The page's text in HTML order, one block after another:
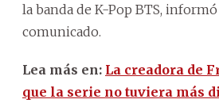
la banda de K-Pop BTS, informó
comunicado.
Lea más en: La creadora de
que la serie no tuviera más